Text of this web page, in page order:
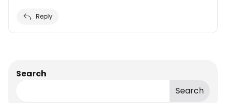
Reply
Search
Search